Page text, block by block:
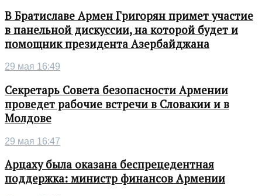
В Братиславе Армен Григорян примет участие
в панельной дискуссии, на которой будет и
помощник президента Азербайджана
29 мая 16:49
Секретарь Совета безопасности Армении
проведет рабочие встречи в Словакии и в
Молдове
29 мая 16:47
Арцаху была оказана беспрецедентная
поддержка: министр финансов Армении